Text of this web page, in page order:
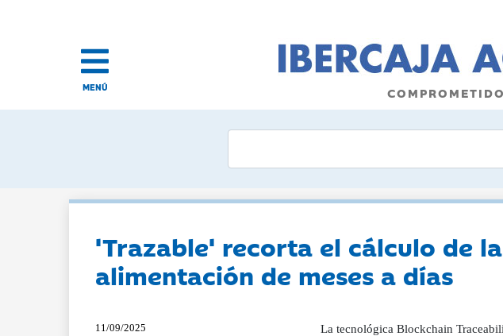
MENÚ
'Trazable' recorta el cálculo de
alimentación de meses a días
11/09/2025
La tecnológica Blockchain